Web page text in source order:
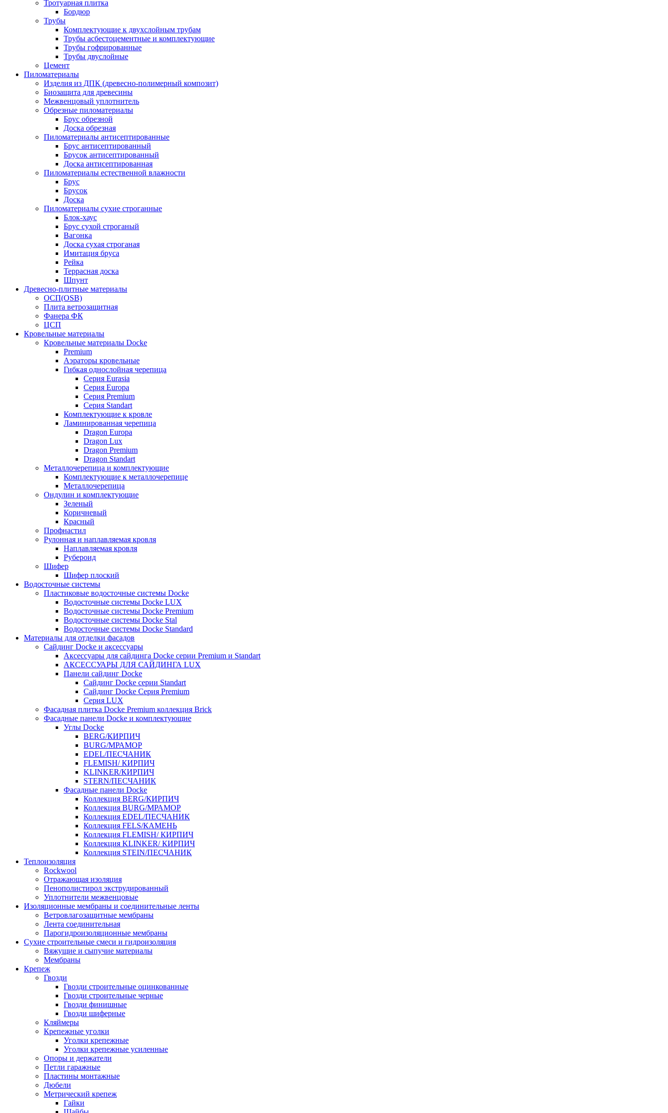
Тротуарная плитка
Бордюр
Трубы
Комплектующие к двухслойным трубам
Трубы асбестоцементные и комплектующие
Трубы гофрированные
Трубы двуслойные
Цемент
Пиломатериалы
Изделия из ДПК (древесно-полимерный композит)
Биозащита для древесины
Межвенцовый уплотнитель
Обрезные пиломатериалы
Брус обрезной
Доска обрезная
Пиломатериалы антисептированные
Брус антисептированный
Брусок антисептированный
Доска антисептированная
Пиломатериалы естественной влажности
Брус
Брусок
Доска
Пиломатериалы сухие строганные
Блок-хаус
Брус сухой строганый
Вагонка
Доска сухая строганая
Имитация бруса
Рейка
Террасная доска
Шпунт
Древесно-плитные материалы
ОСП(OSB)
Плита ветрозащитная
Фанера ФК
ЦСП
Кровельные материалы
Кровельные материалы Docke
Premium
Аэраторы кровельные
Гибкая однослойная черепица
Серия Eurasia
Серия Europa
Серия Premium
Серия Standart
Комплектующие к кровле
Ламинированная черепица
Dragon Europa
Dragon Lux
Dragon Premium
Dragon Standart
Металлочерепица и комплектующие
Комплектующие к металлочерепице
Металлочерепица
Ондулин и комплектующие
Зеленый
Коричневый
Красный
Профнастил
Рулонная и наплавляемая кровля
Наплавляемая кровля
Рубероид
Шифер
Шифер плоский
Водосточные системы
Пластиковые водосточные системы Docke
Водосточные системы Docke LUX
Водосточные системы Docke Premium
Водосточные системы Docke Stal
Водосточные системы Docke Standard
Материалы для отделки фасадов
Сайдинг Docke и аксессуары
Аксессуары для сайдинга Docke серии Premium и Standart
АКСЕССУАРЫ ДЛЯ САЙДИНГА LUX
Панели сайдинг Docke
Cайдинг Docke серии Standart
Сайдинг Docke Серия Premium
Серия LUX
Фасадная плитка Docke Premium коллекция Brick
Фасадные панели Docke и комплектующие
Углы Docke
BERG/КИРПИЧ
BURG/МРАМОР
EDEL/ПЕСЧАНИК
FLEMISH/ КИРПИЧ
KLINKER/КИРПИЧ
STERN/ПЕСЧАНИК
Фасадные панели Docke
Коллекция BERG/КИРПИЧ
Коллекция BURG/МРАМОР
Коллекция EDEL/ПЕСЧАНИК
Коллекция FELS/КАМЕНЬ
Коллекция FLEMISH/ КИРПИЧ
Коллекция KLINKER/ КИРПИЧ
Коллекция STEIN/ПЕСЧАНИК
Теплоизоляция
Rockwool
Отражающая изоляция
Пенополистирол экструдированный
Уплотнители межвенцовые
Изоляционные мембраны и соединительные ленты
Ветровлагозащитные мембраны
Лента соединительная
Парогидроизоляционные мембраны
Сухие строительные смеси и гидроизоляция
Вяжущие и сыпучие материалы
Мембраны
Крепеж
Гвозди
Гвозди строительные оцинкованные
Гвозди строительные черные
Гвозди финишные
Гвозди шиферные
Кляймеры
Крепежные уголки
Уголки крепежные
Уголки крепежные усиленные
Опоры и держатели
Петли гаражные
Пластины монтажные
Дюбели
Метрический крепеж
Гайки